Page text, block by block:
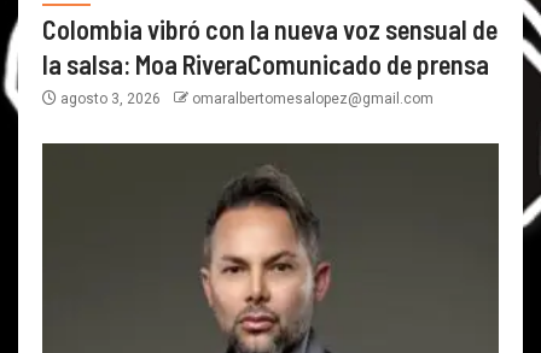
Colombia vibró con la nueva voz sensual de
la salsa: Moa RiveraComunicado de prensa
agosto 3, 2026 omaralbertomesalopez@gmail.com